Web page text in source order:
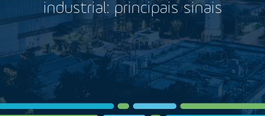
industrial: principais sinais